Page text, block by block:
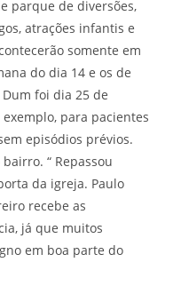
parque de diversões,
atrações infantis e
somente em
do dia 14 e os de
foi dia 25 de
para pacientes
episódios prévios.
“ Repassou
da igreja. Paulo
recebe as
já que muitos
em boa parte do